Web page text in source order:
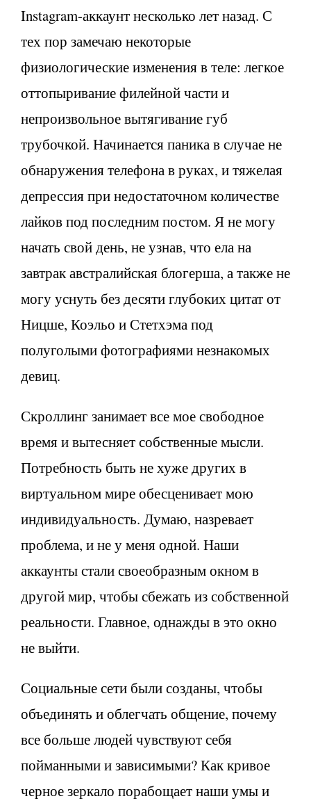
Instagram-аккаунт несколько лет назад. С
тех пор замечаю некоторые
физиологические изменения в теле: легкое
оттопыривание филейной части и
непроизвольное вытягивание губ
трубочкой. Начинается паника в случае не
обнаружения телефона в руках, и тяжелая
депрессия при недостаточном количестве
лайков под последним постом. Я не могу
начать свой день, не узнав, что ела на
завтрак австралийская блогерша, а также не
могу уснуть без десяти глубоких цитат от
Ницше, Коэльо и Стетхэма под
полуголыми фотографиями незнакомых
девиц.
Скроллинг занимает все мое свободное
время и вытесняет собственные мысли.
Потребность быть не хуже других в
виртуальном мире обесценивает мою
индивидуальность. Думаю, назревает
проблема, и не у меня одной. Наши
аккаунты стали своеобразным окном в
другой мир, чтобы сбежать из собственной
реальности. Главное, однажды в это окно
не выйти.
Социальные сети были созданы, чтобы
объединять и облегчать общение, почему
все больше людей чувствуют себя
пойманными и зависимыми? Как кривое
черное зеркало порабощает наши умы и